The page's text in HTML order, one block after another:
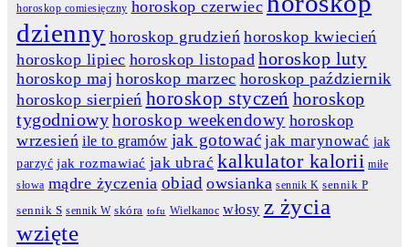
horoskop comiesięczny horoskop czerwiec
dzienny horoskop grudzień horoskop kwiecień
horoskop lipiec horoskop listopad horoskop luty
horoskop maj horoskop marzec horoskop październik
horoskop sierpień horoskop styczeń horoskop
tygodniowyhoroskop weekendowy horoskop
wrzesień ile to gramów jak gotować jak marynować jak
parzyć jak rozmawiać jak ubrać kalkulator kalorii miłe
słowa mądre życzenia obiad owsianka sennik K sennik P
sennik S sennik W skóra tofu Wielkanoc włosy z życia
wzięte